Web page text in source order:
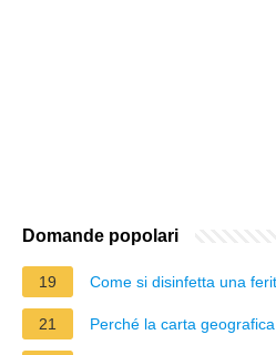
Domande popolari
19 Come si disinfetta una
21 Perché la carta